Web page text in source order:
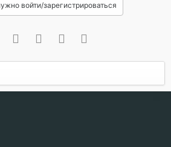
войти/зарегистрироваться
Одноклассники
Facebook
Twitter WhatsApp